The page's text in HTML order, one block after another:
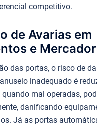
competitivo.
de Avarias em
e
das portas, o risco de
inadequado é
mal operadas,
danificando
Já as portas